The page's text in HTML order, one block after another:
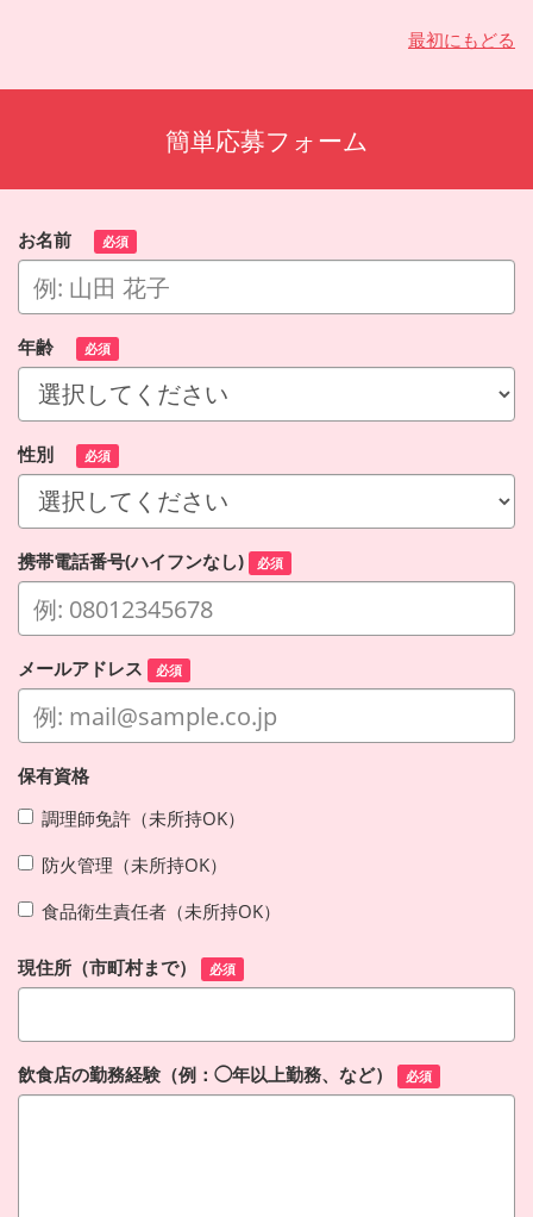
最初にもどる
簡単応募フォーム
お名前 必須
年齢 必須
性別 必須
携帯電話番号(ハイフンなし) 必須
メールアドレス 必須
保有資格
調理師免許（未所持OK）
防火管理（未所持OK）
食品衛生責任者（未所持OK）
現住所（市町村まで） 必須
飲食店の勤務経験（例：◯年以上勤務、など） 必須